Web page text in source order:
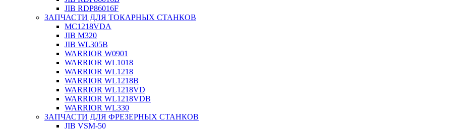
JIB RDP86016F
ЗАПЧАСТИ ДЛЯ ТОКАРНЫХ СТАНКОВ
MC1218VDA
JIB M320
JIB WL305B
WARRIOR W0901
WARRIOR WL1018
WARRIOR WL1218
WARRIOR WL1218B
WARRIOR WL1218VD
WARRIOR WL1218VDB
WARRIOR WL330
ЗАПЧАСТИ ДЛЯ ФРЕЗЕРНЫХ СТАНКОВ
JIB VSM-50